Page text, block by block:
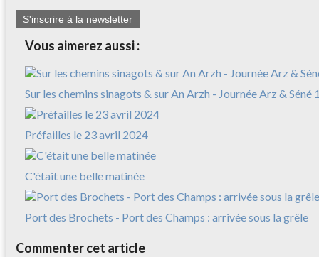
S'inscrire à la newsletter
Vous aimerez aussi :
Sur les chemins sinagots & sur An Arzh - Journée Arz & Séné
Préfailles le 23 avril 2024
C'était une belle matinée
Port des Brochets - Port des Champs : arrivée sous la grêle
Commenter cet article